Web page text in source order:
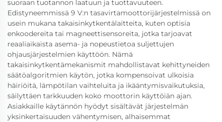
suoraan tuotannon laatuun ja tuottavuuteen.
Edistyneemmissä 9 V:n tasavirtamoottorijärjestelmissä on
usein mukana takaisinkytkentälaitteita, kuten optisia
enkoodereita tai magneettisensoreita, jotka tarjoavat
reaaliaikaista asema- ja nopeustietoa suljettujen
ohjausjärjestelmien käyttöön. Nämä
takaisinkytkentämekanismit mahdollistavat kehittyneiden
säätöalgoritmien käytön, jotka kompensoivat ulkoisia
häiriöitä, lämpötilan vaihteluita ja ikääntymisvaikutuksia,
säilyttäen tarkkuuden koko moottorin käyttöiän ajan.
Asiakkaille käytännön hyödyt sisältävät järjestelmän
yksinkertaisuuden vähentymisen, alhaisemmat